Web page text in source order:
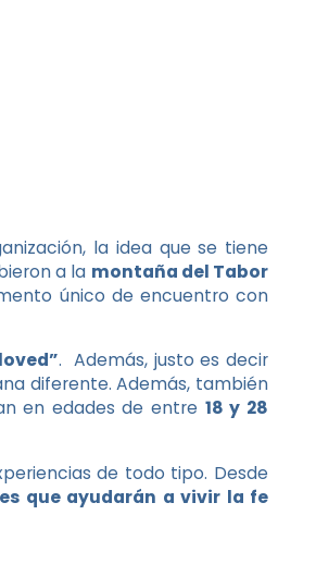
la idea que se tiene
a la montaña del Tabor
único de encuentro con
. Además, justo es decir
diferente. Además, también
en edades de entre 18 y 28
de todo tipo. Desde
que ayudarán a vivir la fe